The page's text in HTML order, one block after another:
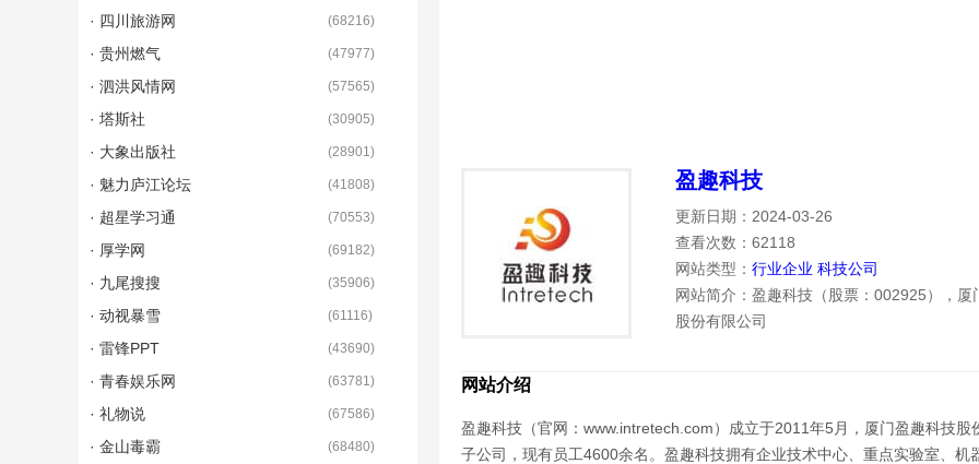
盈趣科技
更新日期：2024-03-26
查看次数：62118
网站类型： 行业企业 科技公司
网站简介：盈趣科技（股票：002925），厦
股份有限公司
网站介绍
盈趣科技（官网：www.intretech.com）成立于2011年5月，厦门盈趣科技
子公司，现有员工4600余名。盈趣科技拥有企业技术中心、重点实验室、
· 四川旅游网 (68216)
· 贵州燃气 (47977)
· 泗洪风情网 (57565)
· 塔斯社 (30905)
· 大象出版社 (28901)
· 魅力庐江论坛 (41808)
· 超星学习通 (70553)
· 厚学网 (69182)
· 九尾搜搜 (35906)
· 动视暴雪 (61116)
· 雷锋PPT (43690)
· 青春娱乐网 (63781)
· 礼物说 (67586)
· 金山毒霸 (68480)